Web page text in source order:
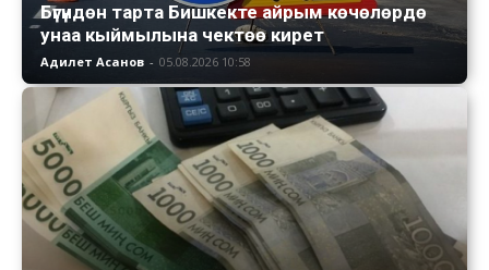
Бүгүндөн тарта Бишкекте айрым көчөлөрдө
унаа кыймылына чектөө кирет
Адилет Асанов - 05.08.2026 10:58